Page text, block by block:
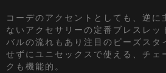
コーデのアクセントとしても、逆に
ないアクセサリーの定番ブレスレッ
バルの流れもあり注目のビーズスタ
せずにユニセックスで使える、チェ
クも機能的。